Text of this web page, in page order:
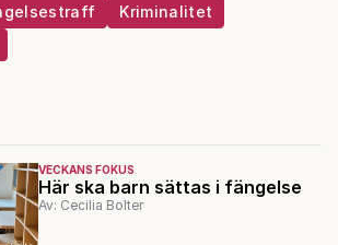
Kriminalitet
VECKANS FOKUS
Här ska barn sättas i fängelse
Av: Cecilia Bolter